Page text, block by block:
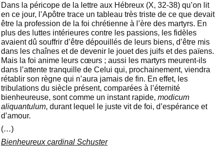
Dans la péricope de la lettre aux Hébreux (X, 32-38) qu’on lit
en ce jour, l’Apôtre trace un tableau très triste de ce que devait
être la profession de la foi chrétienne à l’ère des martyrs. En
plus des luttes intérieures contre les passions, les fidèles
avaient dû souffrir d’être dépouillés de leurs biens, d’être mis
dans les chaînes et de devenir le jouet des juifs et des païens.
Mais la foi anime leurs cœurs ; aussi les martyrs meurent-ils
dans l’attente tranquille de Celui qui, prochainement, viendra
rétablir son règne qui n’aura jamais de fin. En effet, les
tribulations du siècle présent, comparées à l’éternité
bienheureuse, sont comme un instant rapide, modicum
aliquantulum, durant lequel le juste vit de foi, d’espérance et
d’amour.
(…)
Bienheureux cardinal Schuster